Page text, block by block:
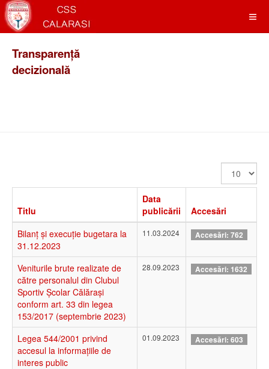
Transparență
decizională
Afișare
#
Titlu
Data
publicării
Accesări
Bilanț și execuție bugetara la
31.12.2023
11.03.2024 Accesări: 762
Veniturile brute realizate de
către personalul din Clubul
Sportiv Școlar Călăraşi
conform art. 33 din legea
153/2017 (septembrie 2023)
28.09.2023 Accesări: 1632
Legea 544/2001 privind
accesul la informațiile de
interes public
01.09.2023 Accesări: 603